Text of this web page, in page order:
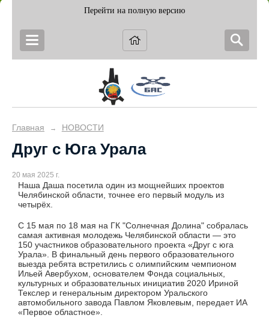
Перейти на полную версию
Главная → НОВОСТИ
Друг с Юга Урала
20 мая 2025 г.
Наша Даша посетила один из мощнейших проектов
Челябинской области, точнее его первый модуль из
четырёх.
С 15 мая по 18 мая на ГК "Солнечная Долина" собралась
самая активная молодежь Челябинской области — это
150 участников образовательного проекта «Друг с юга
Урала». В финальный день первого образовательного
выезда ребята встретились с олимпийским чемпионом
Ильей Авербухом, основателем Фонда социальных,
культурных и образовательных инициатив 2020 Ириной
Текслер и генеральным директором Уральского
автомобильного завода Павлом Яковлевым, передает ИА
«Первое областное».